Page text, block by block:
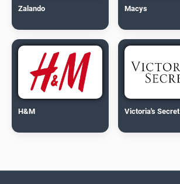
Zalando Macys
H&M Victoria's Secret